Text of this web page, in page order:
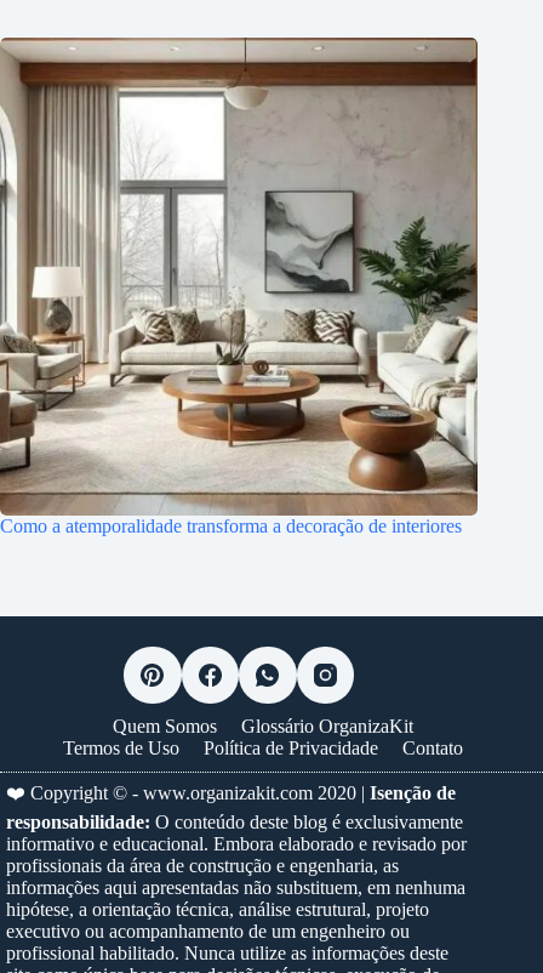
Como a atemporalidade transforma a decoração de interiores
Quem Somos
Glossário OrganizaKit
Termos de Uso
Política de Privacidade Contato
❤️ Copyright © - www.organizakit.com 2020 | Isenção de
responsabilidade: O conteúdo deste blog é exclusivamente
informativo e educacional. Embora elaborado e revisado por
profissionais da área de construção e engenharia, as
informações aqui apresentadas não substituem, em nenhuma
hipótese, a orientação técnica, análise estrutural, projeto
executivo ou acompanhamento de um engenheiro ou
profissional habilitado. Nunca utilize as informações deste